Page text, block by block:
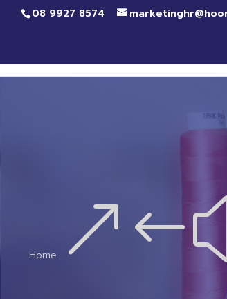
08 9927 8574
Home